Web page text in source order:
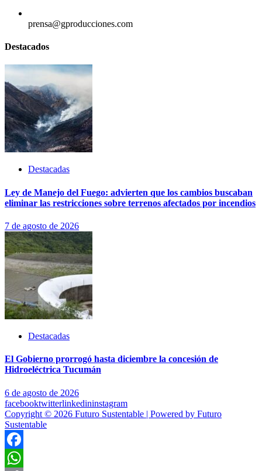
prensa@gproducciones.com
Destacados
Destacadas
Ley de Manejo del Fuego: advierten que los cambios buscaban
eliminar las restricciones sobre terrenos afectados por incendios
7 de agosto de 2026
Destacadas
El Gobierno prorrogó hasta diciembre la concesión de
Hidroeléctrica Tucumán
6 de agosto de 2026
facebooktwitterlinkedininstagram
Copyright © 2026 Futuro Sustentable | Powered by Futuro
Sustentable
Facebook